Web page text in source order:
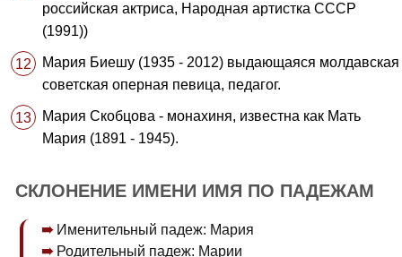
российская актриса, Народная артистка СССР
(1991))
Мария Биешу (1935 - 2012) выдающаяся молдавская
советская оперная певица, педагог.
Мария Скобцова - монахиня, известна как Мать
Мария (1891 - 1945).
СКЛОНЕНИЕ ИМЕНИ ИМЯ ПО ПАДЕЖАМ
Именительный падеж: Мария
Родительный падеж: Марии